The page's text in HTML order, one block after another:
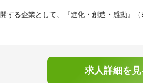
る企業として、『進化・創造・感動』（
求人詳細を見